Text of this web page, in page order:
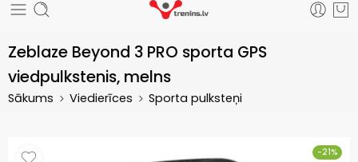
Zeblaze Beyond 3 PRO sporta GPS
viedpulkstenis, melns
Sākums Viedierīces Sporta pulksteņi
-21%